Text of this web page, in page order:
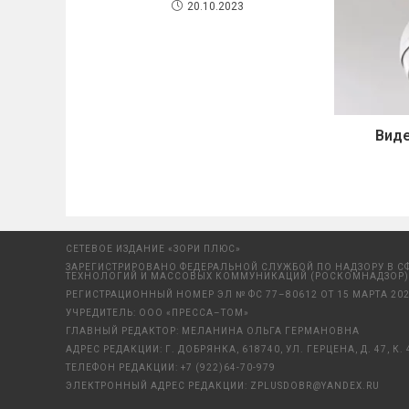
20.10.2023
СЕТЕВОЕ ИЗДАНИЕ «ЗОРИ ПЛЮС»
ЗАРЕГИСТРИРОВАНО ФЕДЕРАЛЬНОЙ СЛУЖБОЙ ПО НАДЗОРУ В
ТЕХНОЛОГИЙ И МАССОВЫХ КОММУНИКАЦИЙ (РОСКОМНАДЗОР)
РЕГИСТРАЦИОННЫЙ НОМЕР ЭЛ № ФС 77–80612 ОТ 15 МАРТА
УЧРЕДИТЕЛЬ: ООО «ПРЕССА–ТОМ»
ГЛАВНЫЙ РЕДАКТОР: МЕЛАНИНА ОЛЬГА ГЕРМАНОВНА
АДРЕС РЕДАКЦИИ: Г. ДОБРЯНКА, 618740, УЛ. ГЕРЦЕНА, Д. 47, К.
ТЕЛЕФОН РЕДАКЦИИ: +7 (922)64-70-979
ЭЛЕКТРОННЫЙ АДРЕС РЕДАКЦИИ: ZPLUSDOBR@YANDEX.RU